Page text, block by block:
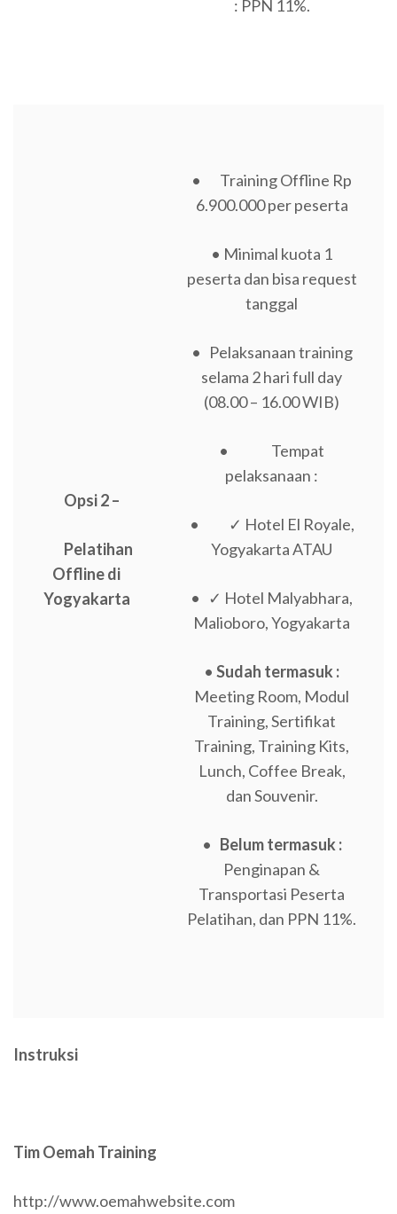
: PPN 11%.
Opsi 2 –
Pelatihan
Offline di
Yogyakarta
• Training Offline Rp
6.900.000 per peserta
• Minimal kuota 1
peserta dan bisa request
tanggal
• Pelaksanaan training
selama 2 hari full day
(08.00 – 16.00 WIB)
• Tempat
pelaksanaan :
• ✓ Hotel El Royale,
Yogyakarta ATAU
• ✓ Hotel Malyabhara,
Malioboro, Yogyakarta
• Sudah termasuk :
Meeting Room, Modul
Training, Sertifikat
Training, Training Kits,
Lunch, Coffee Break,
dan Souvenir.
• Belum termasuk :
Penginapan &
Transportasi Peserta
Pelatihan, dan PPN 11%.
Instruksi
Tim Oemah Training
http://www.oemahwebsite.com